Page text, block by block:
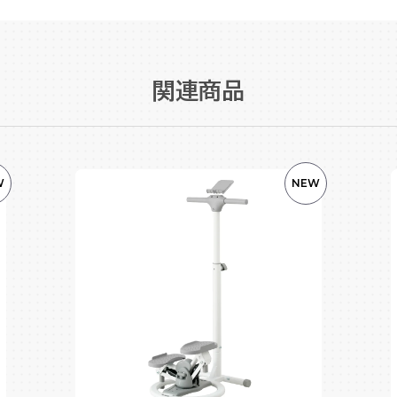
関連商品
NEW